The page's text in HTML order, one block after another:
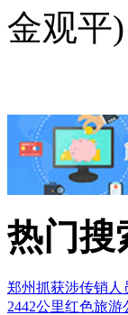
金观平)
热门搜
郑州抓获涉传销人
2442公里红色旅游